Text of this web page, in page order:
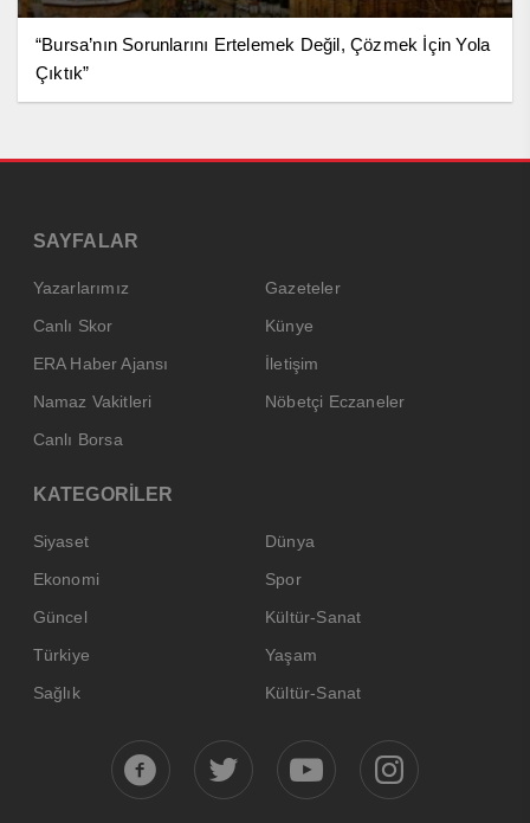
“Bursa’nın Sorunlarını Ertelemek Değil, Çözmek İçin Yola
Çıktık”
SAYFALAR
Yazarlarımız
Gazeteler
Canlı Skor
Künye
ERA Haber Ajansı
İletişim
Namaz Vakitleri
Nöbetçi Eczaneler
Canlı Borsa
KATEGORİLER
Siyaset
Dünya
Ekonomi
Spor
Güncel
Kültür-Sanat
Türkiye
Yaşam
Sağlık
Kültür-Sanat